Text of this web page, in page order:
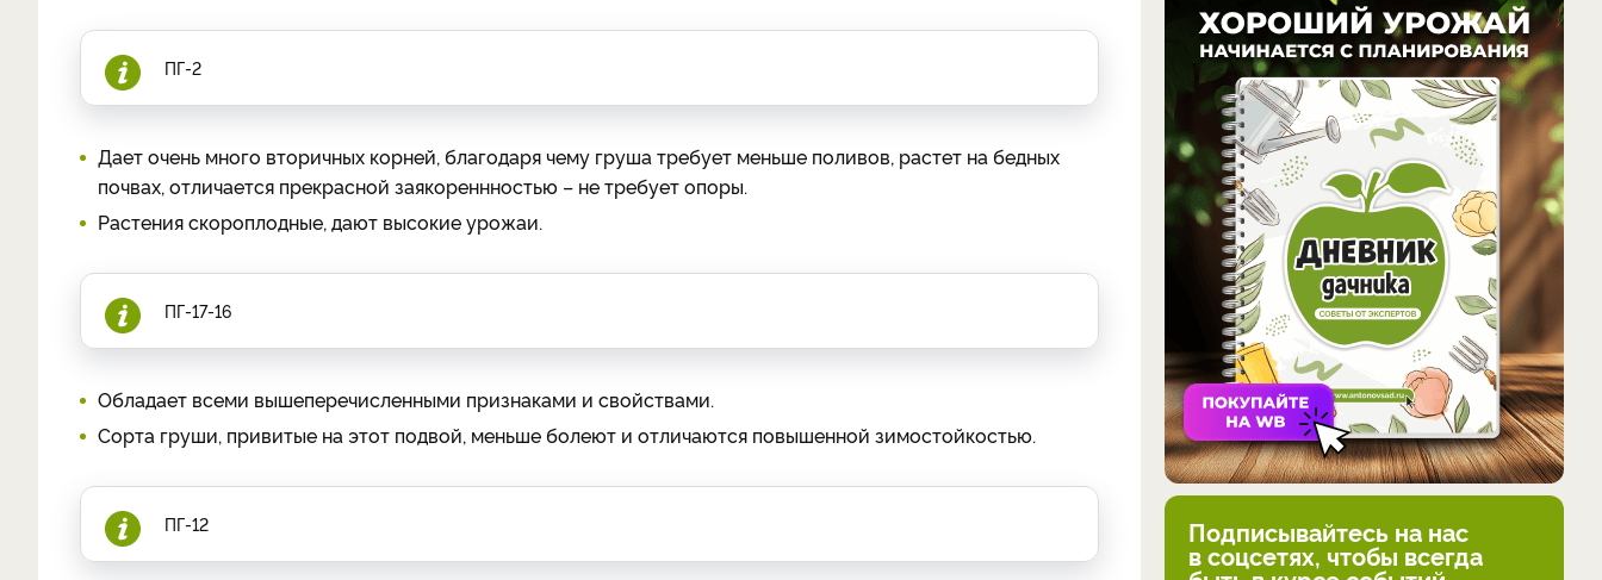
ПГ-2
Дает очень много вторичных корней, благодаря чему груша требует меньше поливов, растет на бедных
почвах, отличается прекрасной заякореннностью – не требует опоры.
Растения скороплодные, дают высокие урожаи.
ПГ-17-16
Обладает всеми вышеперечисленными признаками и свойствами.
Сорта груши, привитые на этот подвой, меньше болеют и отличаются повышенной зимостойкостью.
ПГ-12 Подписывайтесь на нас
в соцсетях, чтобы всегда